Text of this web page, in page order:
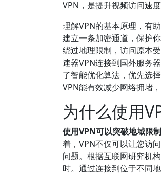
VPN，是提升视频访问速
理解VPN的基本原理，有
建立一条加密通道，保护
绕过地理限制，访问原本
速器VPN连接到国外服务
了智能优化算法，优先选
VPN能有效减少网络拥堵
为什么使用
使用VPN可以突破地域限
着，VPN不仅可以让您访
问题。根据互联网研究机
时。通过连接到位于不同